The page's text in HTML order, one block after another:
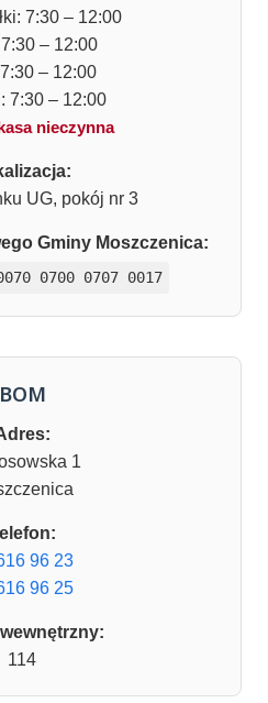
7:30 – 12:00
– 12:00
– 12:00
7:30 – 12:00
nieczynna
UG, pokój nr 3
Gminy Moszczenica:
0700 0707 0017
BOM
1
96 23
96 25
114